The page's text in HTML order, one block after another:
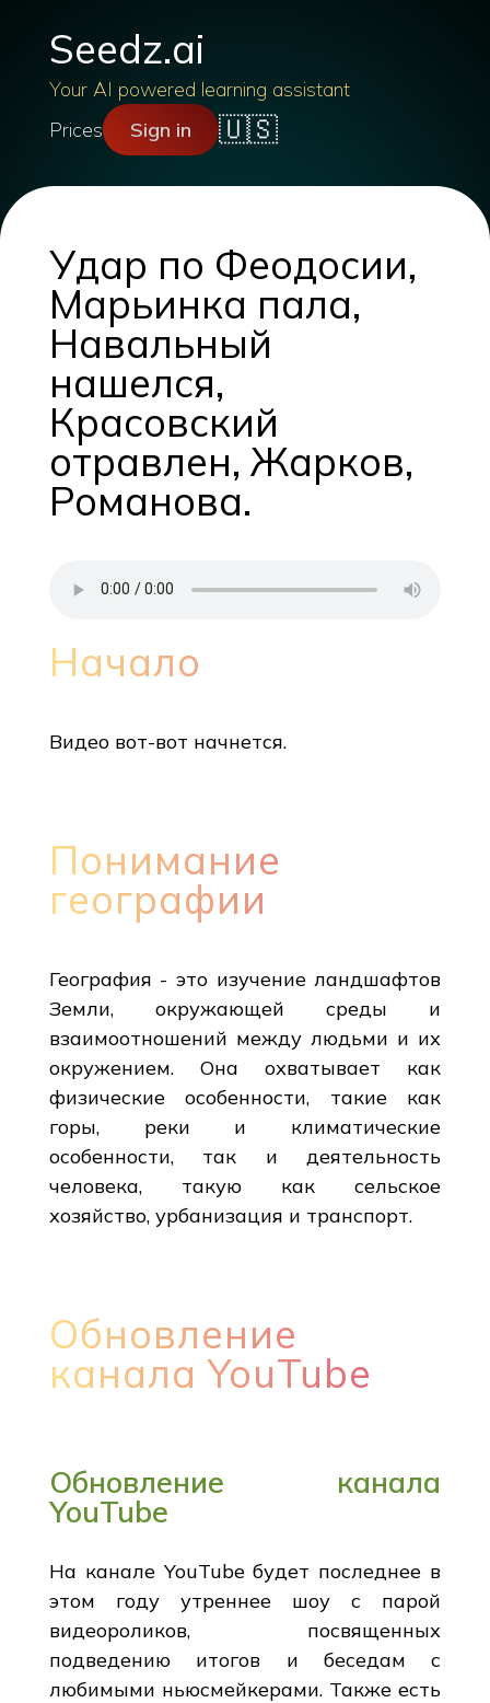
Seedz.ai
Your AI powered learning assistant
Prices
Sign in 🇺🇸
Удар по Феодосии,
Марьинка пала,
Навальный
нашелся,
Красовский
отравлен, Жарков,
Романова.
Начало
Видео вот-вот начнется.
Понимание
географии
География - это изучение ландшафтов
Земли, окружающей среды и
взаимоотношений между людьми и их
окружением. Она охватывает как
физические особенности, такие как
горы, реки и климатические
особенности, так и деятельность
человека, такую как сельское
хозяйство, урбанизация и транспорт.
Обновление
канала YouTube
Обновление канала
YouTube
На канале YouTube будет последнее в
этом году утреннее шоу с парой
видеороликов, посвященных
подведению итогов и беседам с
любимыми ньюсмейкерами. Также есть